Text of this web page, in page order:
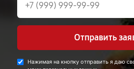
Отправить
Нажимая на кнопку отправить я даю